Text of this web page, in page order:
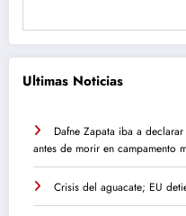
Ultimas Noticias
Dafne Zapata iba a
antes de morir en campamento
Crisis del aguacate; EU